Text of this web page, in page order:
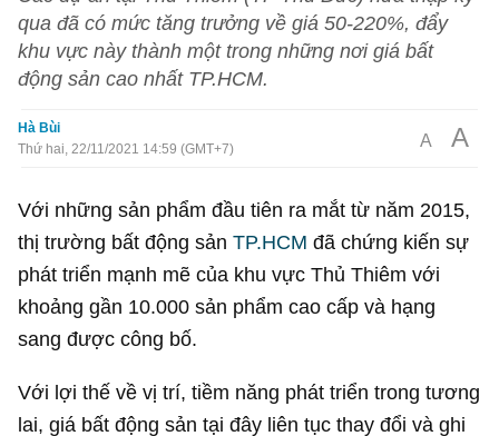
qua đã có mức tăng trưởng về giá 50-220%, đẩy
khu vực này thành một trong những nơi giá bất
động sản cao nhất TP.HCM.
Hà Bùi
Thứ hai, 22/11/2021 14:59 (GMT+7)
A A
Với những sản phẩm đầu tiên ra mắt từ năm 2015,
thị trường bất động sảnTP.HCM đã chứng kiến sự
phát triển mạnh mẽ của khu vực Thủ Thiêm với
khoảng gần 10.000 sản phẩm cao cấp và hạng
sang được công bố.
Với lợi thế về vị trí, tiềm năng phát triển trong tương
lai, giá bất động sản tại đây liên tục thay đổi và ghi